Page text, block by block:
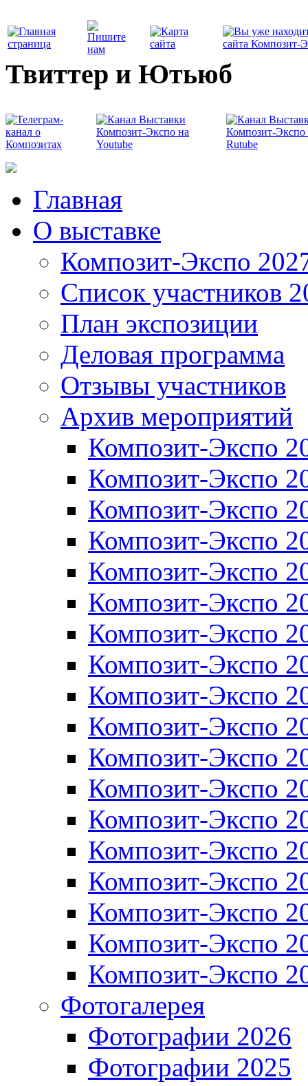
Твиттер и Ютьюб
Главная
О выставке
Композит-Экспо
Список участников
План экспозиции
Деловая программа
Отзывы участников
Архив мероприятий
Композит-Экспо
Композит-Экспо
Композит-Экспо
Композит-Экспо
Композит-Экспо
Композит-Экспо
Композит-Экспо
Композит-Экспо
Композит-Экспо
Композит-Экспо
Композит-Экспо
Композит-Экспо
Композит-Экспо
Композит-Экспо
Композит-Экспо
Композит-Экспо
Композит-Экспо
Композит-Экспо
Фотогалерея
Фотографии 2026
Фотографии 2025